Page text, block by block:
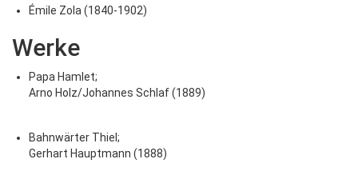
Émile Zola (1840-1902)
Werke
Papa Hamlet;
Arno Holz/Johannes Schlaf (1889)
Bahnwärter Thiel;
Gerhart Hauptmann (1888)